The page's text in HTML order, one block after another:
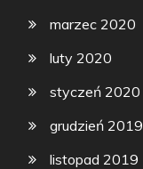
marzec 2020
luty 2020
styczeń 2020
grudzień 2019
listopad 2019